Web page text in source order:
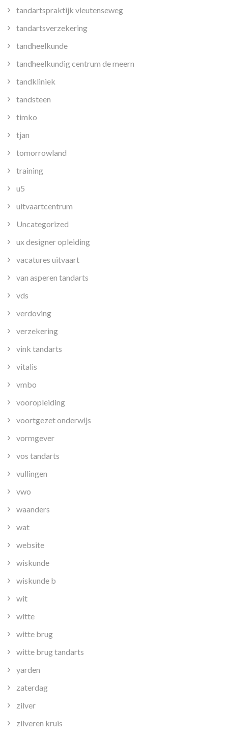
tandartspraktijk vleutenseweg
tandartsverzekering
tandheelkunde
tandheelkundig centrum de meern
tandkliniek
tandsteen
timko
tjan
tomorrowland
training
u5
uitvaartcentrum
Uncategorized
ux designer opleiding
vacatures uitvaart
van asperen tandarts
vds
verdoving
verzekering
vink tandarts
vitalis
vmbo
vooropleiding
voortgezet onderwijs
vormgever
vos tandarts
vullingen
vwo
waanders
wat
website
wiskunde
wiskunde b
wit
witte
witte brug
witte brug tandarts
yarden
zaterdag
zilver
zilveren kruis